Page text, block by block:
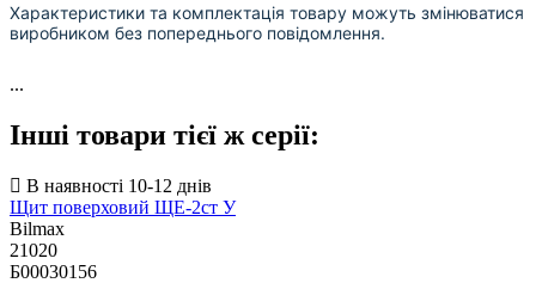
Характеристики та комплектація товару можуть змінюватися
виробником без попереднього повідомлення.
...
Інші товари тієї ж серії:
Щит поверховий ЩЕ-2ст У
Bilmax
21020
Б00030156